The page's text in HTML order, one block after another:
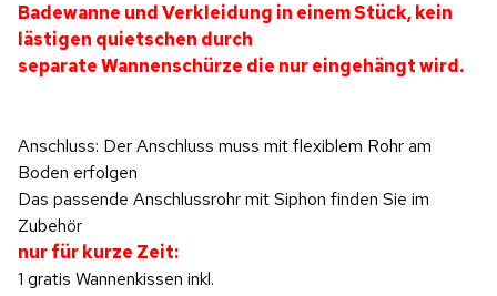
Badewanne und Verkleidung in einem Stück, kein
lästigen quietschen durch
separate Wannenschürze die nur eingehängt wird.
Anschluss: Der Anschluss muss mit flexiblem Rohr am
Boden erfolgen
Das passende Anschlussrohr mit Siphon finden Sie im
Zubehör
nur für kurze Zeit:
1 gratis Wannenkissen inkl.